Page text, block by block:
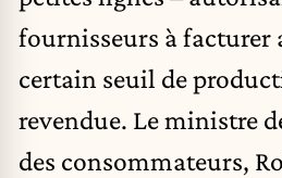
fournisseurs à facturer
certain seuil de
revendue. Le ministre
des consommateurs,